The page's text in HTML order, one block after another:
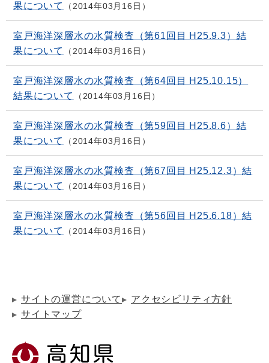
果について
2014年03月16日
室戸海洋深層水の水質検査（第61回目 H25.9.3）結
果について
2014年03月16日
室戸海洋深層水の水質検査（第64回目 H25.10.15）
結果について
2014年03月16日
室戸海洋深層水の水質検査（第59回目 H25.8.6）結
果について
2014年03月16日
室戸海洋深層水の水質検査（第67回目 H25.12.3）結
果について
2014年03月16日
室戸海洋深層水の水質検査（第56回目 H25.6.18）結
果について
2014年03月16日
サイトの運営について
アクセシビリティ方針
サイトマップ